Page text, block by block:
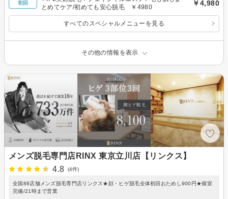
初回
とめてケア/初めても安心脱毛 ￥4980
￥4,980
すべてのスペシャルメニューを見る
その他の情報を表示
メンズ脱毛専門店RINX 東京立川店【リンクス】
4.8
(4件)
全国88店舗メンズ脱毛専門店リンクス★顔・ヒゲ脱毛全体初回おためし900円★個室
完備/21時まで営業